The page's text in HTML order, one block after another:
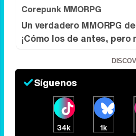
Corepunk MMORPG
Un verdadero MMORPG
¡Cómo los de antes, pero
Síguenos
34k 1k